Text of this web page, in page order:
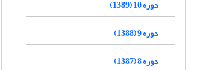
دوره 10 (1389)
دوره 9 (1388)
دوره 8 (1387)